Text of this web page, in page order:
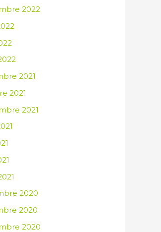
2022
2021
2021
2021
2020
2020
2020